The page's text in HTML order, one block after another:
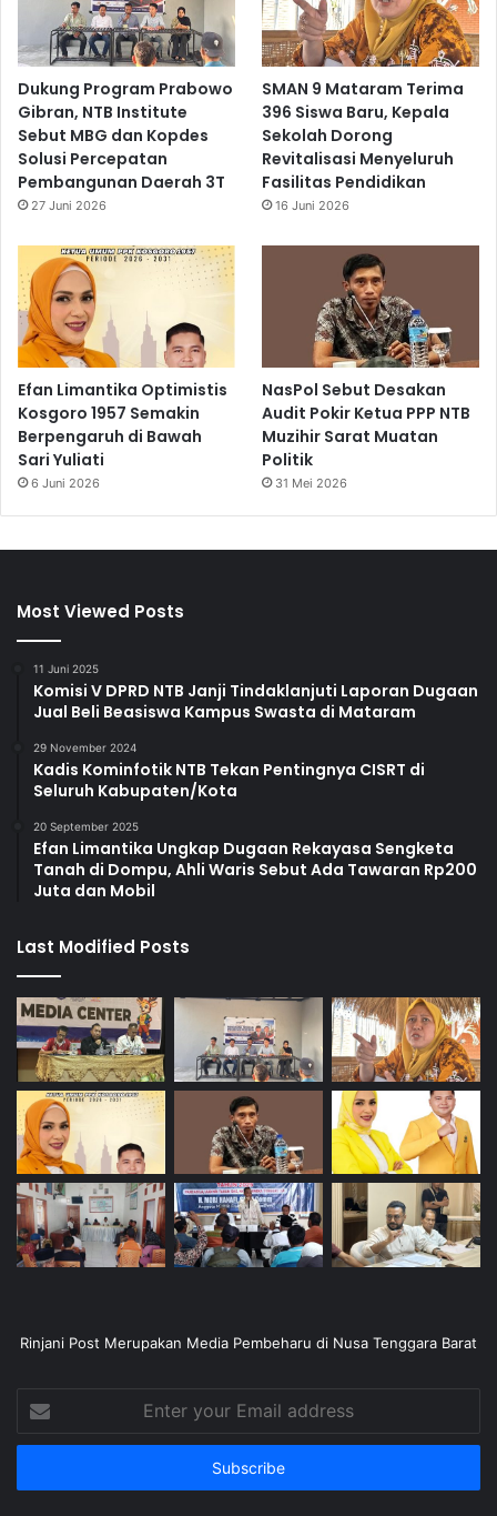
Dukung Program Prabowo
Gibran, NTB Institute
Sebut MBG dan Kopdes
Solusi Percepatan
Pembangunan Daerah 3T
27 Juni 2026
SMAN 9 Mataram Terima
396 Siswa Baru, Kepala
Sekolah Dorong
Revitalisasi Menyeluruh
Fasilitas Pendidikan
16 Juni 2026
Efan Limantika Optimistis
Kosgoro 1957 Semakin
Berpengaruh di Bawah
Sari Yuliati
6 Juni 2026
NasPol Sebut Desakan
Audit Pokir Ketua PPP NTB
Muzihir Sarat Muatan
Politik
31 Mei 2026
Most Viewed Posts
11 Juni 2025
Komisi V DPRD NTB Janji Tindaklanjuti Laporan Dugaan
Jual Beli Beasiswa Kampus Swasta di Mataram
29 November 2024
Kadis Kominfotik NTB Tekan Pentingnya CISRT di
Seluruh Kabupaten/Kota
20 September 2025
Efan Limantika Ungkap Dugaan Rekayasa Sengketa
Tanah di Dompu, Ahli Waris Sebut Ada Tawaran Rp200
Juta dan Mobil
Last Modified Posts
Rinjani Post Merupakan Media Pembeharu di Nusa Tenggara Barat
your
Email